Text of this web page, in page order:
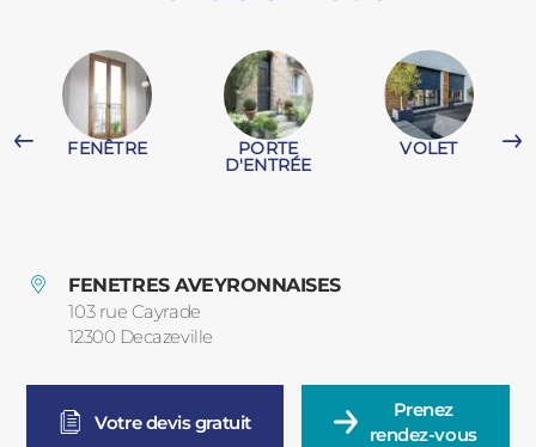
FENÊTRE PORTE
D'ENTRÉE
VOLET
FENETRES AVEYRONNAISES
103 rue Cayrade
12300 Decazeville
Votre devis gratuit
Prenez
rendez-vous
PVC
CARPORTS
CLÔTURES